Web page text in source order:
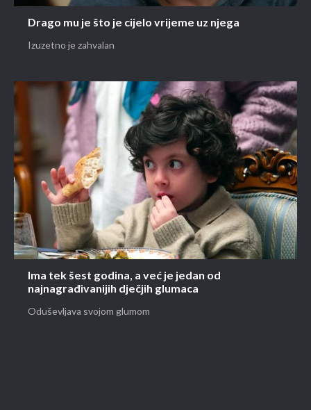
Drago mu je što je cijelo vrijeme uz njega
Izuzetno je zahvalan
Ima tek šest godina, a već je jedan od
najnagrađivanijih dječjih glumaca
Oduševljava svojom glumom